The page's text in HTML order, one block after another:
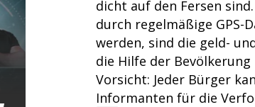
dicht auf den Fersen
durch regelmäßige
werden, sind die geld-
die Hilfe der Bevölkerung
Vorsicht: Jeder Bürger
Informanten für die